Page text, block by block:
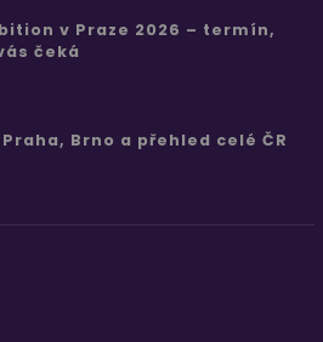
v Praze 2026 – termín,
čeká
Brno a přehled celé ČR